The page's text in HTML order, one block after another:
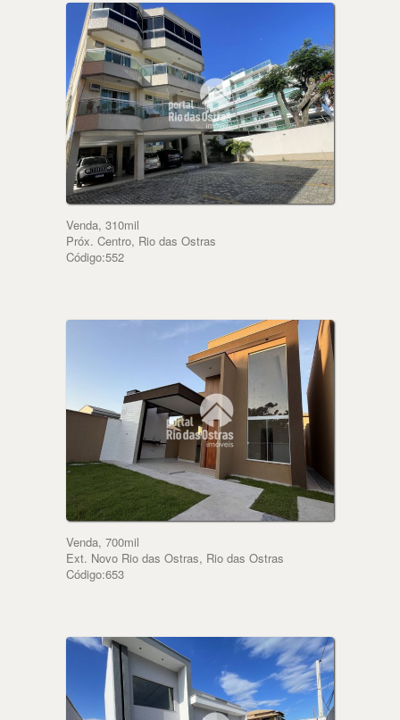
Venda, 310mil
Próx. Centro, Rio das Ostras
Código:552
Venda, 700mil
Ext. Novo Rio das Ostras, Rio das Ostras
Código:653